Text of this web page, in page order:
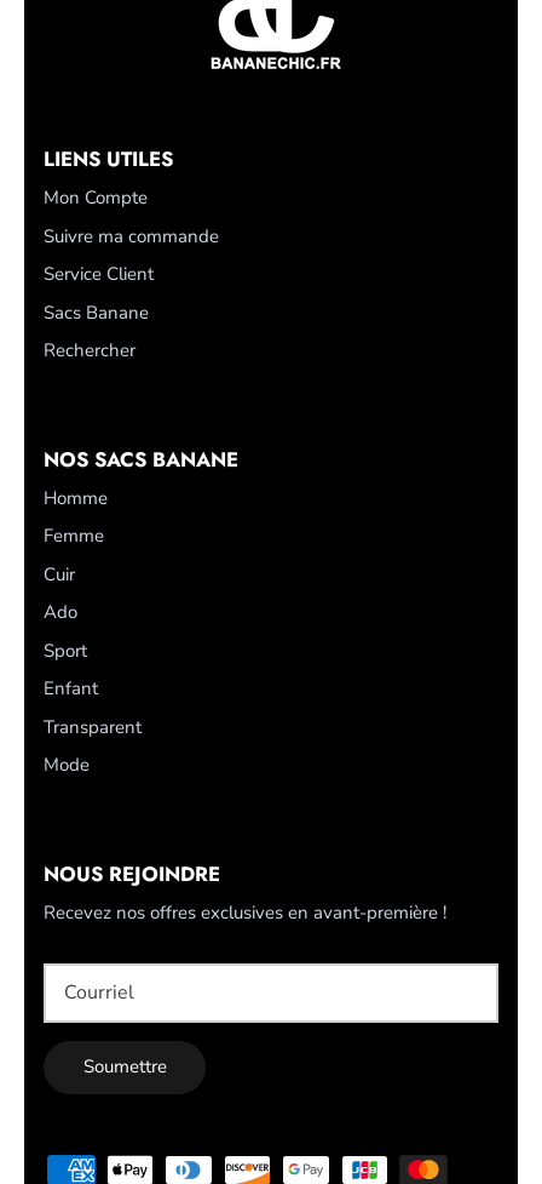
LIENS UTILES
Mon Compte
Suivre ma commande
Service Client
Sacs Banane
Rechercher
NOS SACS BANANE
Homme
Femme
Cuir
Ado
Sport
Enfant
Transparent
Mode
NOUS REJOINDRE
Recevez nos offres exclusives en avant-première !
Soumettre